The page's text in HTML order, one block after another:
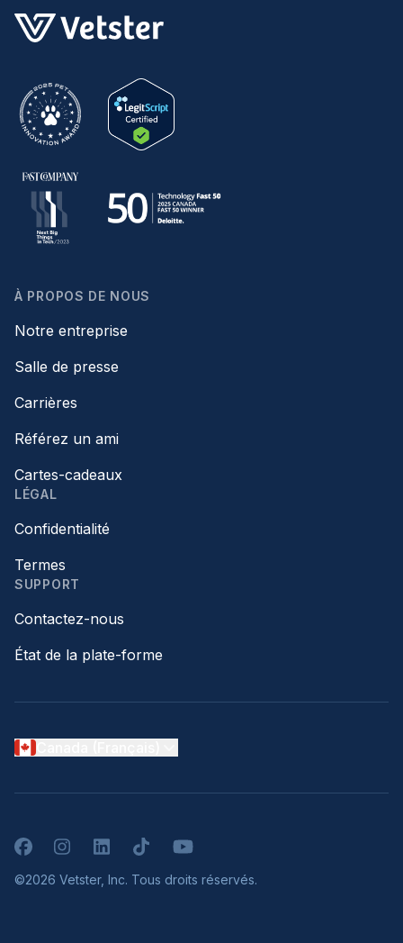
À PROPOS DE NOUS
Notre entreprise
Salle de presse
Carrières
Référez un ami
Cartes-cadeaux
LÉGAL
Confidentialité
Termes
SUPPORT
Contactez-nous
État de la plate-forme
FacebookInstagramLinkedInTikTokYouTube
©2026 Vetster, Inc. Tous droits réservés.